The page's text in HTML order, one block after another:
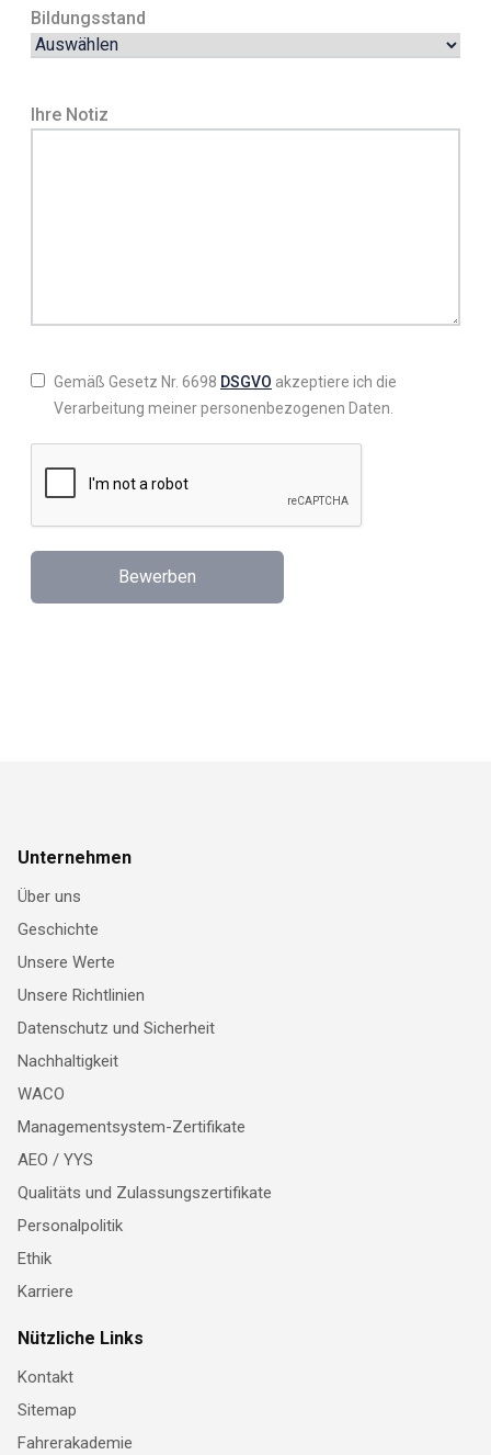
Bildungsstand
Ihre Notiz
Gemäß Gesetz Nr. 6698 DSGVO akzeptiere ich die
Verarbeitung meiner personenbezogenen Daten.
Bewerben
Unternehmen
Über uns
Geschichte
Unsere Werte
Unsere Richtlinien
Datenschutz und Sicherheit
Nachhaltigkeit
WACO
Managementsystem-Zertifikate
AEO / YYS
Qualitäts und Zulassungszertifikate
Personalpolitik
Ethik
Karriere
Nützliche Links
Kontakt
Sitemap
Fahrerakademie